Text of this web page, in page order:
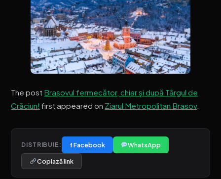
The post Brașovul fermecător, chiar și după Târgul de
Crăciun! first appeared on Ziarul Metropolitan Brasov.
DISTRIBUIE: f Facebook WhatsApp
Copiază link